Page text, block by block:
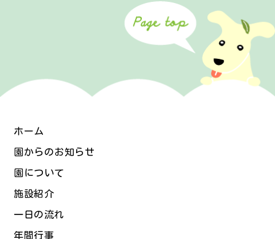
ホーム
園からのお知らせ
園について
施設紹介
一日の流れ
年間行事